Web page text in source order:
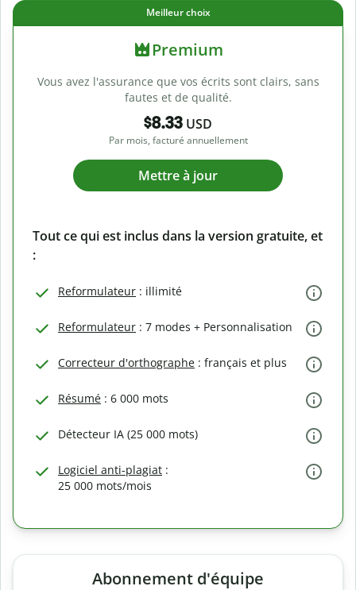
Meilleur choix
Premium
Vous avez l'assurance que vos écrits sont clairs, sans
fautes et de qualité.
$8.33 USD
Par mois, facturé annuellement
Mettre à jour
Tout ce qui est inclus dans la version gratuite, et
:
Reformulateur : illimité
Reformulateur : 7 modes + Personnalisation
Correcteur d'orthographe : français et plus
Résumé : 6 000 mots
Détecteur IA (25 000 mots)
Logiciel anti-plagiat :
25 000 mots/mois
Abonnement d'équipe